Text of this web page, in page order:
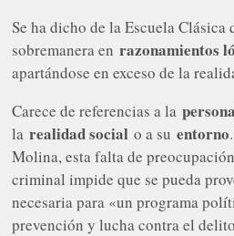
Se ha dicho de la Escuela Clásica
sobremanera enrazonamientos
apartándose en exceso de la
Carece de referencias a la
larealidad social o a suentorno
Molina, esta falta de
criminal impide que se pueda
necesaria para «un programa
prevención y lucha contra el